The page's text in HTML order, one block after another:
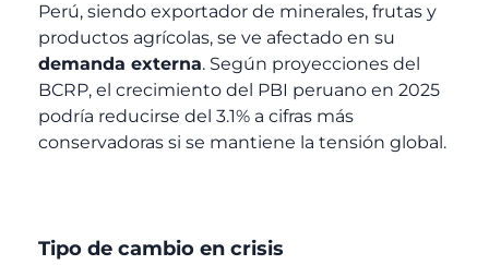
Perú, siendo exportador de minerales, frutas y
productos agrícolas, se ve afectado en su
demanda externa. Según proyecciones del
BCRP, el crecimiento del PBI peruano en 2025
podría reducirse del 3.1% a cifras más
conservadoras si se mantiene la tensión global.
Tipo de cambio en crisis